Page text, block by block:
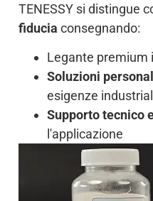
TENESSY si distingue
fiducia consegnando:
Legante premium
Soluzioni
esigenze
Supporto tecnico
l'applicazione